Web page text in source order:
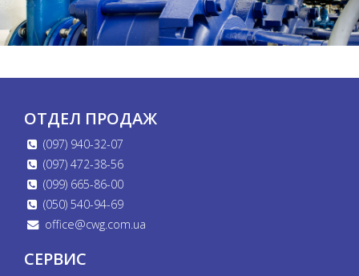
ОТДЕЛ ПРОДАЖ
(097) 940-32-07
(097) 472-38-56
(099) 665-86-00
(050) 540-94-69
office@cwg.com.ua
СЕРВИС